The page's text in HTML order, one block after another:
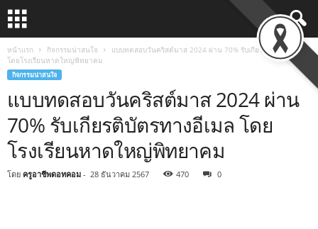
หน้าแรก กิจกรรมน่าสนใจ
แบบทดสอบวันคริสต์มาส 2024 ผ่าน 70% รับเกียรติบัตรทางอีเมล
โดยโรงเรียนหาดใหญ่พิทยาคม
กิจกรรมน่าสนใจ
แบบทดสอบวันคริสต์มาส 2024 ผ่าน
70% รับเกียรติบัตรทางอีเมล โดย
โรงเรียนหาดใหญ่พิทยาคม
โดย ครูอาชีพดอทคอม - 28 ธันวาคม 2567 470 0